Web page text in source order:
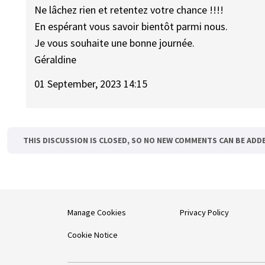
Ne lâchez rien et retentez votre chance !!!!
En espérant vous savoir bientôt parmi nous.
Je vous souhaite une bonne journée.
Géraldine
01 September, 2023 14:15
THIS DISCUSSION IS CLOSED, SO NO NEW COMMENTS CAN BE
Manage Cookies
Cookie Notice
Privacy Policy